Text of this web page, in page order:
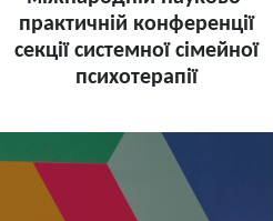
жовтня 2026
XXV Ювілейній
міжнародній науково-
секції системної сімейної
психотерапії